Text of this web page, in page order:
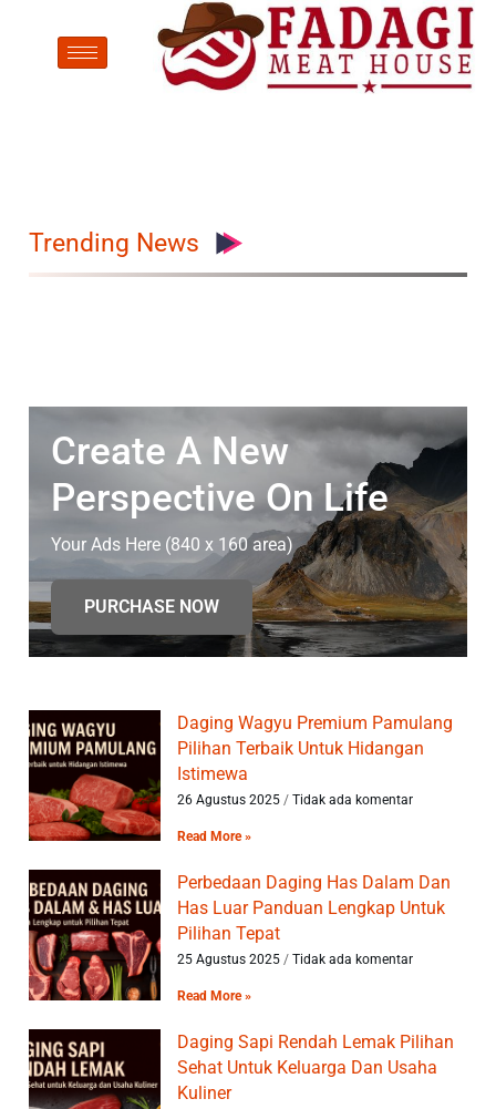
Trending News
Create A New
Perspective On Life
Your Ads Here (840 x 160 area)
PURCHASE NOW
Daging Wagyu Premium Pamulang
Pilihan Terbaik Untuk Hidangan
Istimewa
26 Agustus 2025 Tidak ada komentar
Read More »
Perbedaan Daging Has Dalam Dan
Has Luar Panduan Lengkap Untuk
Pilihan Tepat
25 Agustus 2025 Tidak ada komentar
Read More »
Daging Sapi Rendah Lemak Pilihan
Sehat Untuk Keluarga Dan Usaha
Kuliner